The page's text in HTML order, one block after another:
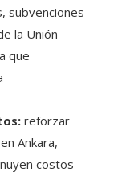
subvenciones
la Unión
que
reforzar
Ankara,
costos